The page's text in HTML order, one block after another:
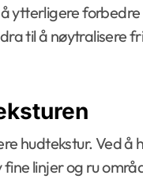
ytterligere
til å nøytralisere
hudtekstur. Ved å
linjer og ru